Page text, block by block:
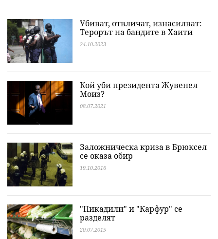
Убиват, отвличат, изнасилват:
Терорът на бандите в Хаити
24.10.2023
Кой уби президента Жувенел
Моиз?
08.07.2021
Заложническа криза в Брюксел
се оказа обир
19.10.2016
"Пикадили" и "Карфур" се
разделят
20.07.2015